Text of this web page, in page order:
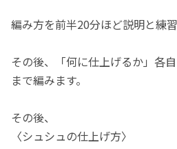
編み方を前半20分ほど説明と練習
その後、「何に仕上げるか」各
まで編みます。
その後、
〈シュシュの仕上げ方〉